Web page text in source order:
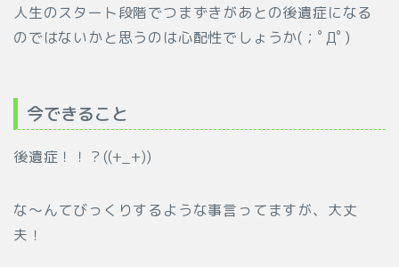
人生のスタート段階でつまずきがあとの後遺症になる
のではないかと思うのは心配性でしょうか(；ﾟДﾟ)
今できること
後遺症！！？((+_+))
な～んてびっくりするような事言ってますが、大丈
夫！